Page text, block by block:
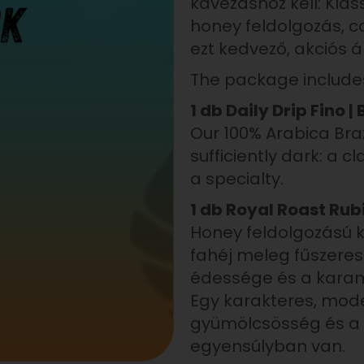
honey feldolgozás,
ezt kedvező, akciós
The package
1 db Daily Drip Fino
Our 100% Arabica
sufficiently dark: a
a specialty.
1 db Royal Roast
Honey feldolgozású
fahéj meleg
édessége és a
Egy karakteres,
gyümölcsösség és
egyensúlyban van.